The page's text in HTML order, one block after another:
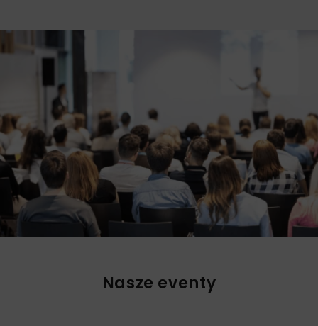
Nasze eventy